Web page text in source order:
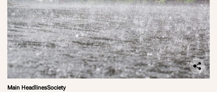
Main HeadlinesSociety